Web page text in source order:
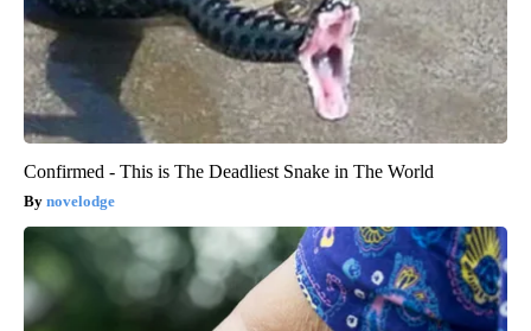
Confirmed - This is The Deadliest Snake in The World
novelodge